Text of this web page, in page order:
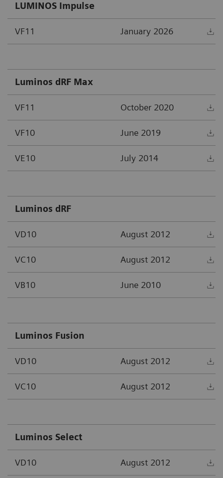
LUMINOS Impulse
VF11 January 2026
Luminos dRF Max
VF11 October 2020
VF10 June 2019
VE10 July 2014
Luminos dRF
VD10 August 2012
VC10 August 2012
VB10 June 2010
Luminos Fusion
VD10 August 2012
VC10 August 2012
Luminos Select
VD10 August 2012